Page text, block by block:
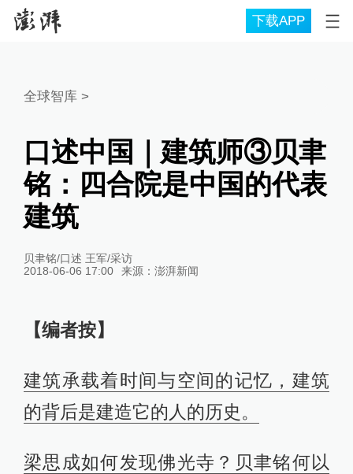
下载APP
全球智库 >
口述中国｜建筑师③贝聿
铭：四合院是中国的代表
建筑
贝聿铭/口述 王军/采访
2018-06-06 17:00
来源： 澎湃新闻
【编者按】
建筑承载着时间与空间的记忆，建筑
的背后是建造它的人的历史。
梁思成如何发现佛光寺？贝聿铭何以